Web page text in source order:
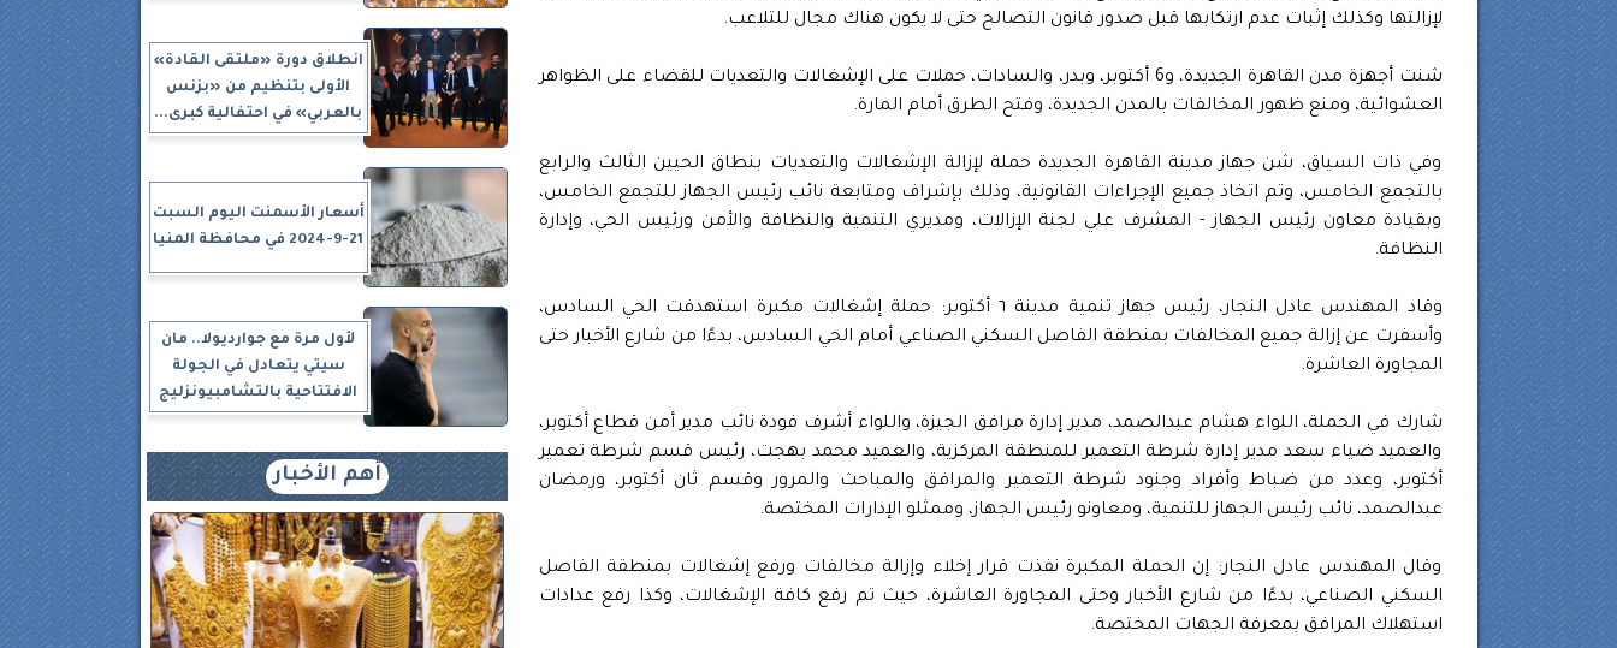
لإزالتها وكذلك إثبات عدم ارتكابها قبل صدور قانون التصالح حتى لا يكون هناك مجال للتلاعب.
شنت أجهزة مدن القاهرة الجديدة، و6 أكتوبر، وبدر، والسادات، حملات على الإشغالات والتعديات للقضاء على الظواهر
العشوائية، ومنع ظهور المخالفات بالمدن الجديدة، وفتح الطرق أمام المارة.
وفي ذات السياق، شن جهاز مدينة القاهرة الجديدة حملة لإزالة الإشغالات والتعديات بنطاق الحيين الثالث والرابع
بالتجمع الخامس، وتم اتخاذ جميع الإجراءات القانونية، وذلك بإشراف ومتابعة نائب رئيس الجهاز للتجمع الخامس،
وبقيادة معاون رئيس الجهاز - المشرف علي لجنة الإزالات، ومديري التنمية والنظافة والأمن ورئيس الحي، وإدارة
النظافة.
وقاد المهندس عادل النجار، رئيس جهاز تنمية مدينة ٦ أكتوبر: حملة إشغالات مكبرة استهدفت الحي السادس،
وأسفرت عن إزالة جميع المخالفات بمنطقة الفاصل السكني الصناعي أمام الحي السادس، بدءًا من شارع الأخبار حتى
المجاورة العاشرة.
شارك في الحملة، اللواء هشام عبدالصمد، مدير إدارة مرافق الجيزة، واللواء أشرف فودة نائب مدير أمن قطاع أكتوبر،
والعميد ضياء سعد مدير إدارة شرطة التعمير للمنطقة المركزية، والعميد محمد بهجت، رئيس قسم شرطة تعمير
أكتوبر، وعدد من ضباط وأفراد وجنود شرطة التعمير والمرافق والمباحث والمرور وقسم ثان أكتوبر، ورمضان
عبدالصمد، نائب رئيس الجهاز للتنمية، ومعاونو رئيس الجهاز، وممثلو الإدارات المختصة.
وقال المهندس عادل النجار: إن الحملة المكبرة نفذت قرار إخلاء وإزالة مخالفات ورفع إشغالات بمنطقة الفاصل
السكني الصناعي، بدءًا من شارع الأخبار وحتى المجاورة العاشرة، حيث تم رفع كافة الإشغالات، وكذا رفع عدادات
استهلاك المرافق بمعرفة الجهات المختصة.
انطلاق دورة «ملتقى القادة»
الأولى بتنظيم من «بزنس
بالعربي» في احتفالية كبرى...
أسعار الأسمنت اليوم السبت
21-9-2024 في محافظة المنيا
لأول مرة مع جوارديولا.. مان
سيتي يتعادل في الجولة
الافتتاحية بالتشامبيونزليج
أهم الأخبار